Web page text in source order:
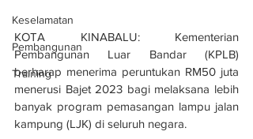
Keselamatan
Pembangunan
Training
KOTA KINABALU: Kementerian
Pembangunan Luar Bandar (KPLB)
berharap menerima peruntukan RM50 juta
menerusi Bajet 2023 bagi melaksana lebih
banyak program pemasangan lampu jalan
kampung (LJK) di seluruh negara.